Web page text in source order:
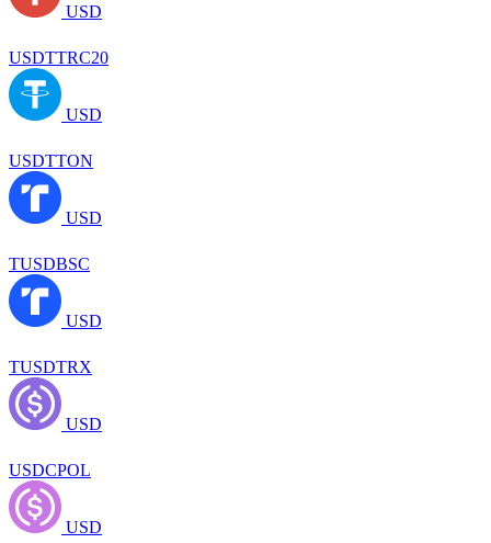
USD
USDTTRC20
USD
USDTTON
USD
TUSDBSC
USD
TUSDTRX
USD
USDCPOL
USD